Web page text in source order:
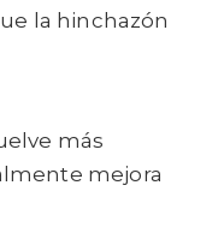
la hinchazón
más
mejora